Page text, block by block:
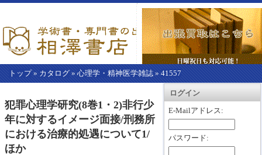
トップ» カタログ » 心理学・精神医学雑誌 » 41557
カートを見る
ログイン
E-Mailアドレス:
パスワード:
こ
か
ら
本
文】
犯罪心理学研究(8巻1・2)非行少
年に対するイメージ面接/刑務所
における治療的処遇について1/
ほか